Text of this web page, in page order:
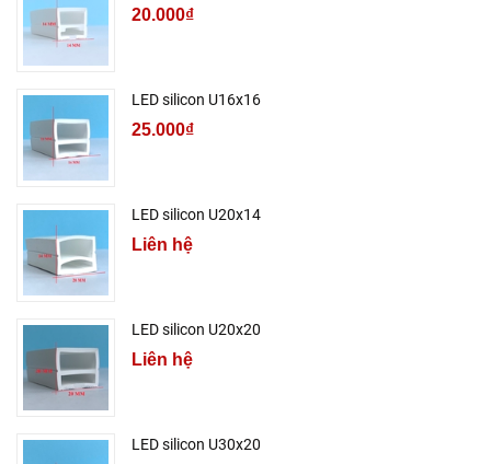
20.000₫
LED silicon U16x16
25.000₫
LED silicon U20x14
Liên hệ
LED silicon U20x20
Liên hệ
LED silicon U30x20